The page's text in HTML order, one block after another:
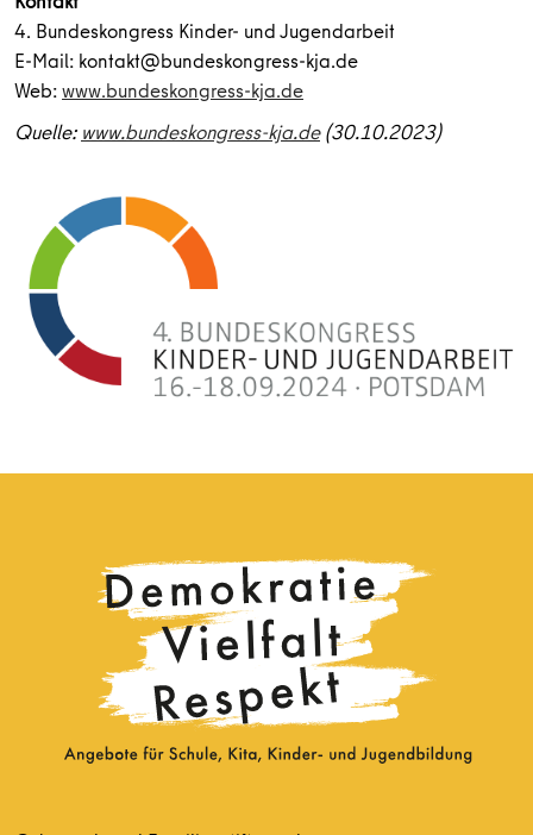
4. Bundeskongress Kinder- und Jugendarbeit
E-Mail: kontakt@bundeskongress-kja.de
Web:www.bundeskongress-kja.de
Quelle: www.bundeskongress-kja.de(30.10.2023)